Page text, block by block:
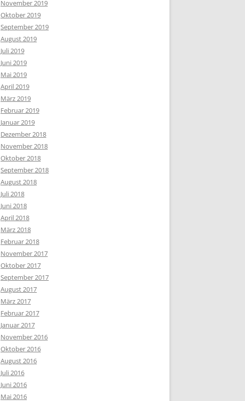
November 2019
Oktober 2019
September 2019
August 2019
Juli 2019
Juni 2019
Mai 2019
April 2019
März 2019
Februar 2019
Januar 2019
Dezember 2018
November 2018
Oktober 2018
September 2018
August 2018
Juli 2018
Juni 2018
April 2018
März 2018
Februar 2018
November 2017
Oktober 2017
September 2017
August 2017
März 2017
Februar 2017
Januar 2017
November 2016
Oktober 2016
August 2016
Juli 2016
Juni 2016
Mai 2016